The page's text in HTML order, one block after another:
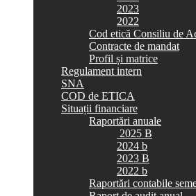
2023
2022
Cod etică Consiliu de
Contracte de mandat
Profil și matrice
Regulament intern
SNA
COD de ETICA
Situații financiare
Raportări anuale
2025 B
2024 b
2023 B
2022 b
Raportări contabile